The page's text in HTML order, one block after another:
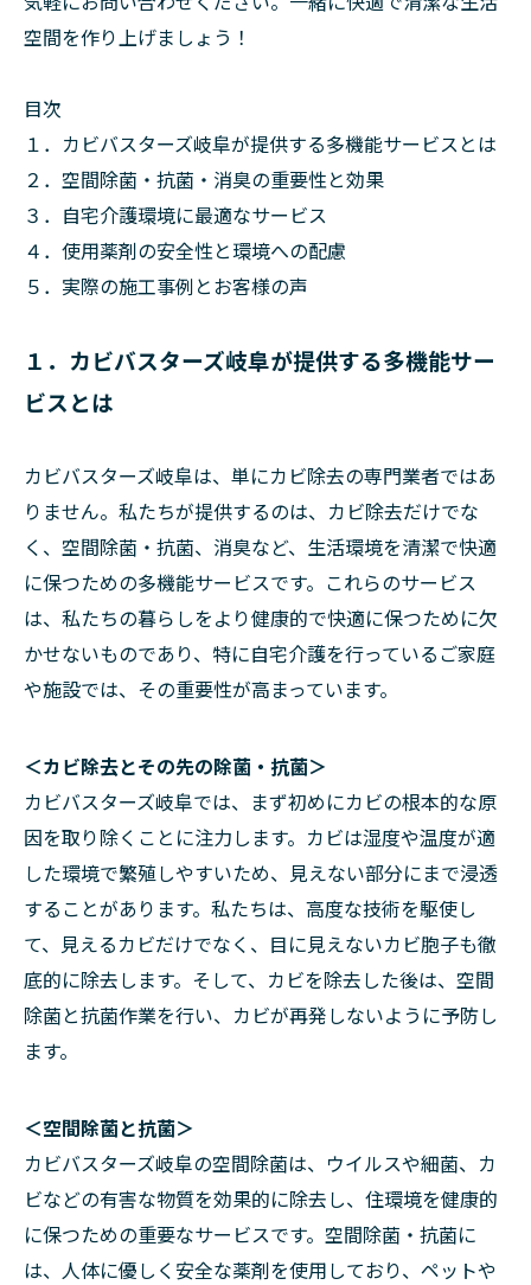
空間を作り上げましょう！
目次
１．カビバスターズ岐阜が提供する多機能サービスとは
２．空間除菌・抗菌・消臭の重要性と効果
３．自宅介護環境に最適なサービス
４．使用薬剤の安全性と環境への配慮
５．実際の施工事例とお客様の声
１．カビバスターズ岐阜が提供する多機能サー
ビスとは
カビバスターズ岐阜は、単にカビ除去の専門業者ではあ
りません。私たちが提供するのは、カビ除去だけでな
く、空間除菌・抗菌、消臭など、生活環境を清潔で快適
に保つための多機能サービスです。これらのサービス
は、私たちの暮らしをより健康的で快適に保つために欠
かせないものであり、特に自宅介護を行っているご家庭
や施設では、その重要性が高まっています。
＜カビ除去とその先の除菌・抗菌＞
カビバスターズ岐阜では、まず初めにカビの根本的な原
因を取り除くことに注力します。カビは湿度や温度が適
した環境で繁殖しやすいため、見えない部分にまで浸透
することがあります。私たちは、高度な技術を駆使し
て、見えるカビだけでなく、目に見えないカビ胞子も徹
底的に除去します。そして、カビを除去した後は、空間
除菌と抗菌作業を行い、カビが再発しないように予防し
ます。
＜空間除菌と抗菌＞
カビバスターズ岐阜の空間除菌は、ウイルスや細菌、カ
ビなどの有害な物質を効果的に除去し、住環境を健康的
に保つための重要なサービスです。空間除菌・抗菌に
は、人体に優しく安全な薬剤を使用しており、ペットや